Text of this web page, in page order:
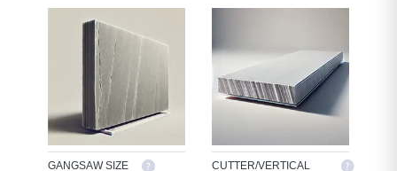
GANGSAW SIZE
CUTTER/VERTICAL